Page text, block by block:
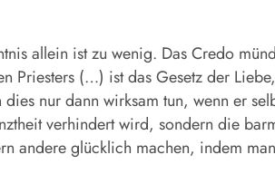
allein ist zu wenig. Das Credo
Priesters (…) ist das Gesetz der
nur dann wirksam tun, wenn er
verhindert wird, sondern die
andere glücklich machen, indem